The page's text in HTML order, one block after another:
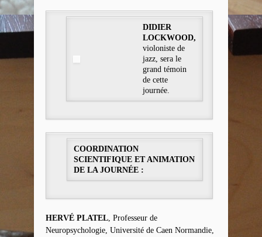
DIDIER
LOCKWOOD,
violoniste de
jazz, sera le
grand témoin
de cette
journée.
COORDINATION
SCIENTIFIQUE ET ANIMATION
DE LA JOURNÉE :
HERVÉ PLATEL , Professeur de
Neuropsychologie, Université de Caen Normandie,